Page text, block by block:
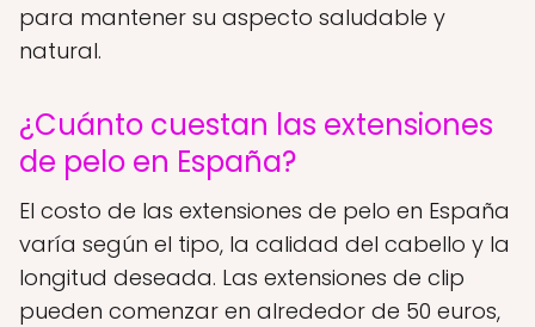
para mantener su aspecto saludable y
natural.
¿Cuánto cuestan las extensiones
de pelo en España?
El costo de las extensiones de pelo en España
varía según el tipo, la calidad del cabello y la
longitud deseada. Las extensiones de clip
pueden comenzar en alrededor de 50 euros,